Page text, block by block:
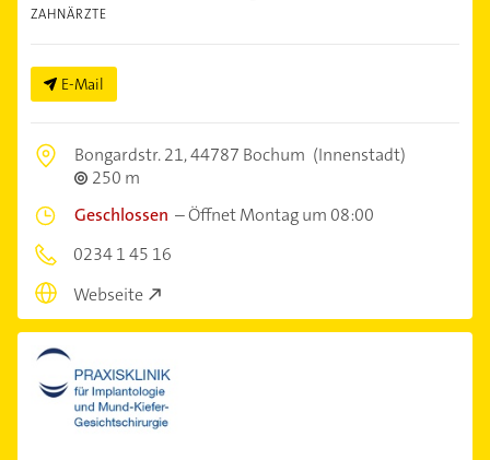
ZAHNÄRZTE
E-Mail
Bongardstr. 21,44787 Bochum (Innenstadt)
250 m
Geschlossen –Öffnet Montag um 08:00
0234 1 45 16
Webseite